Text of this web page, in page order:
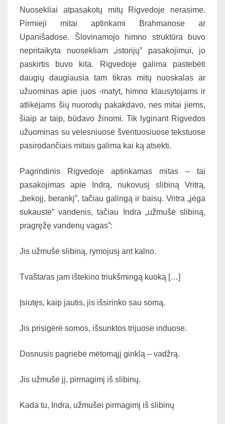
Nuosekliai atpasakotų mitų Rigvedoje nerasime.
Pirmieji mitai aptinkami Brahmanose ar
Upanišadose. Šlovinamojo himno struktūra buvo
nepritaikyta nuosekliam „istorijų” pasakojimui, jo
paskirtis buvo kita. Rigvedoje galima pastebėti
daugių daugiausia tam tikras mitų nuoskalas ar
užuominas apie juos -matyt, himno klausytojams ir
atlikėjams šių nuorodų pakakdavo, nes mitai jiems,
šiaip ar taip, būdavo žinomi. Tik lyginant Rigvedos
užuominas su vėlesniuose šventuosiuose tekstuose
pasirodančiais mitais galima kai ką atsekti.
Pagrindinis Rigvedoje aptinkamas mitas – tai
pasakojimas apie Indrą, nukovusį slibiną Vritrą,
„bekojį, berankį”, tačiau galingą ir baisų. Vritra „jėga
sukaustė” vandenis, tačiau Indra „užmušė slibiną,
pragręžę vandenų vagas”:
Jis užmušė slibiną, rymojusį ant kalno.
Tvaštaras jam ištekino triukšmingą kuoką […]
Įsiutęs, kaip jautis, jis išsirinko sau somą.
Jis prisigėrė somos, išsunktos trijuose induose.
Dosnusis pagriebė mėtomąjį ginklą – vadžrą.
Jis užmušė jį, pirmagimį iš slibinų.
Kada tu, Indra, užmušei pirmagimį iš slibinų